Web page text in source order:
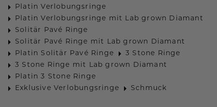
Platin Verlobungsringe
Platin Verlobungsringe mit Lab grown Diamant
Solitär Pavé Ringe
Solitär Pavé Ringe mit Lab grown Diamant
Platin Solitär Pavé Ringe
3 Stone Ringe
3 Stone Ringe mit Lab grown Diamant
Platin 3 Stone Ringe
Exklusive Verlobungsringe
Schmuck